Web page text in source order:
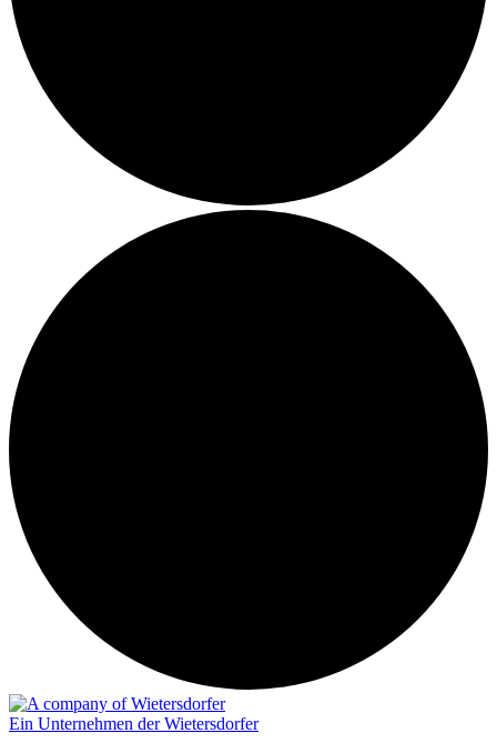
Ein Unternehmen der Wietersdorfer